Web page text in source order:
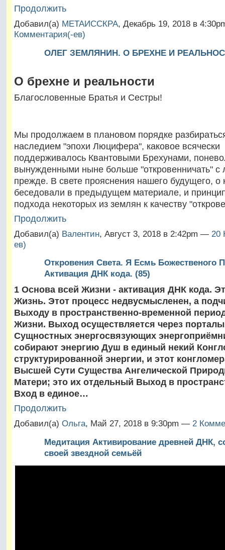
Продолжить
Добавил(а) МЕТАИССКРА, Декабрь 19, 2018 в
Комментария(-ев)
ОЛЕГ ЗЕМЛЯНИН. О БРЕХНЕ И
О брехне и реальности
Благословенные Братья и Сестры!
Мы продолжаем в плановом порядке
наследием "эпохи Люцифера", каковое всячески
поддерживалось Квантовыми Брехунами,
вынужденными ныне больше "откровенничать"
прежде. В свете прояснения нашего будущего, о
беседовали в предыдущем материале, и
подхода некоторых из землян к качеству
Продолжить
Добавил(а) Валентин, Август 3, 2018 в 2:42pm — 20
ев)
Откровения Света. Я Есмь Божественого
Активация ДНК кода. (85)
1 Основа всей Жизни - активация ДНК кода.
Жизнь. Этот процесс недвусмысленен, а
Выходу в пространственно-временной
Жизни. Выход осуществляется через
Сущностных энергосвязующих
собирают энергию Душ в единый некий
структурированной энергии, и этот
Высшей Сути Существа Ангелической
Матери; это их отдельный Выход в
Вход в единое…
Продолжить
Добавил(а) Ольга, Май 27, 2018 в 9:30pm — 2
Медитация Активирование древней ДНК,
своей звездной семьёй